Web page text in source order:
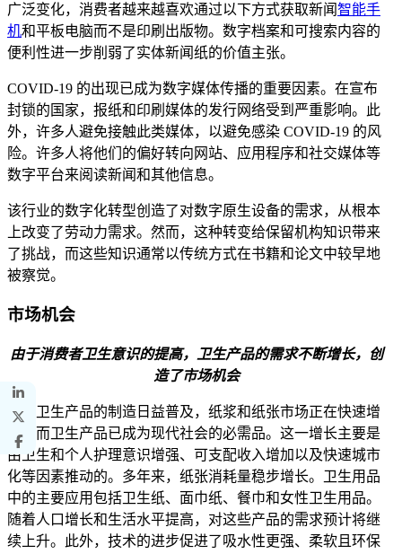
广泛变化，消费者越来越喜欢通过以下方式获取新闻智能手
机和平板电脑而不是印刷出版物。数字档案和可搜索内容的
便利性进一步削弱了实体新闻纸的价值主张。
COVID-19 的出现已成为数字媒体传播的重要因素。在宣布
封锁的国家，报纸和印刷媒体的发行网络受到严重影响。此
外，许多人避免接触此类媒体，以避免感染 COVID-19 的风
险。许多人将他们的偏好转向网站、应用程序和社交媒体等
数字平台来阅读新闻和其他信息。
该行业的数字化转型创造了对数字原生设备的需求，从根本
上改变了劳动力需求。然而，这种转变给保留机构知识带来
了挑战，而这些知识通常以传统方式在书籍和论文中较早地
被察觉。
市场机会
由于消费者卫生意识的提高，卫生产品的需求不断增长，创
造了市场机会
由于卫生产品的制造日益普及，纸浆和纸张市场正在快速增
长，而卫生产品已成为现代社会的必需品。这一增长主要是
由卫生和个人护理意识增强、可支配收入增加以及快速城市
化等因素推动的。多年来，纸张消耗量稳步增长。卫生用品
中的主要应用包括卫生纸、面巾纸、餐巾和女性卫生用品。
随着人口增长和生活水平提高，对这些产品的需求预计将继
续上升。此外，技术的进步促进了吸水性更强、柔软且环保